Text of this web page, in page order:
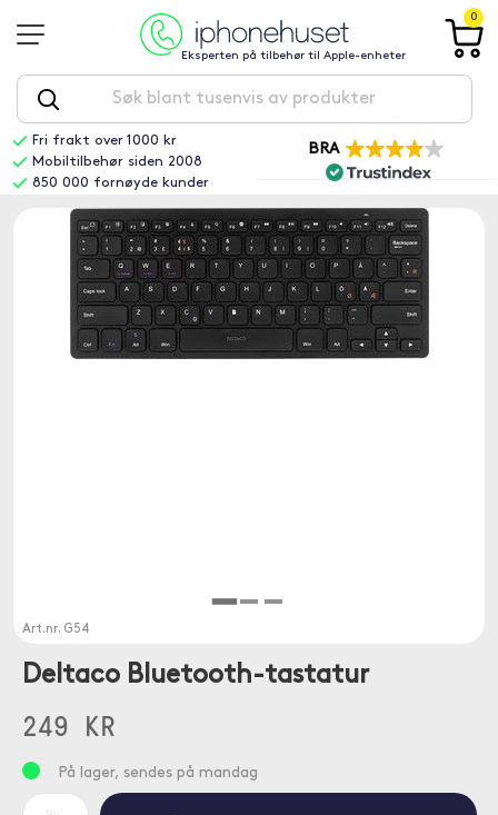
Eksperten på tilbehør til Apple-enheter
0
Fri frakt over 1000 kr
Mobiltilbehør siden 2008
850 000 fornøyde kunder
BRA
Art.nr. G54
Deltaco Bluetooth-tastatur
249 KR
På lager, sendes på mandag